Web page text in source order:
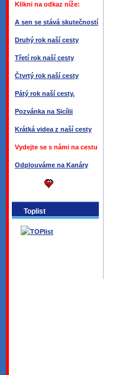
Klikni na odkaz níže:
A sen se stává skutečností
Druhý rok naší cesty
Třetí rok naší cesty
Čtvrtý rok naší cesty
Pátý rok naší cesty.
Pozvánka na Sicílii
Krátká videa z naší cesty
Vydejte se s námi na cestu
Odplouváme na Kanáry
Toplist